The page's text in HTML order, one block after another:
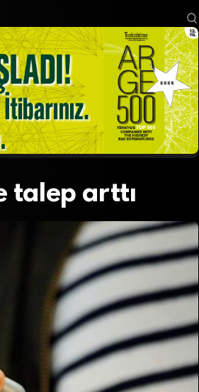
talep arttı